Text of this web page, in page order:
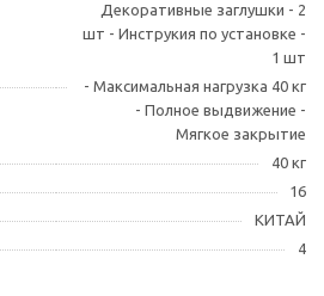
Декоративные заглушки - 2
шт - Инструкия по установке -
1 шт
- Максимальная нагрузка 40 кг
- Полное выдвижение -
Мягкое закрытие
40 кг
16
КИТАЙ
4